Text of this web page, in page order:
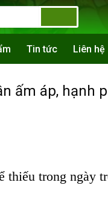
Tin tức Liên hệ
ấm áp, hạnh
thiếu trong ngày